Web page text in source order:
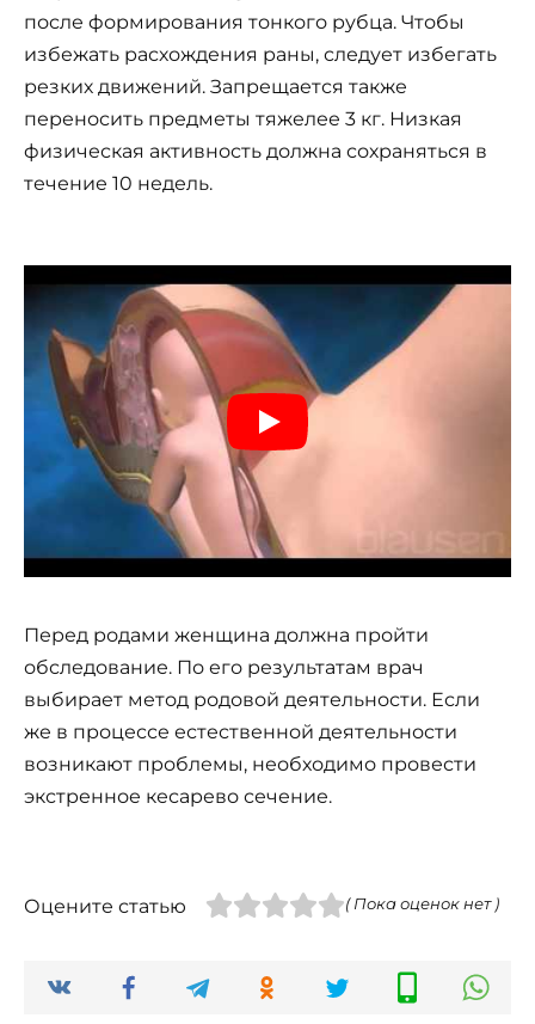
после формирования тонкого рубца. Чтобы
избежать расхождения раны, следует избегать
резких движений. Запрещается также
переносить предметы тяжелее 3 кг. Низкая
физическая активность должна сохраняться в
течение 10 недель.
Перед родами женщина должна пройти
обследование. По его результатам врач
выбирает метод родовой деятельности. Если
же в процессе естественной деятельности
возникают проблемы, необходимо провести
экстренное кесарево сечение.
Оцените статью ( Пока оценок нет )